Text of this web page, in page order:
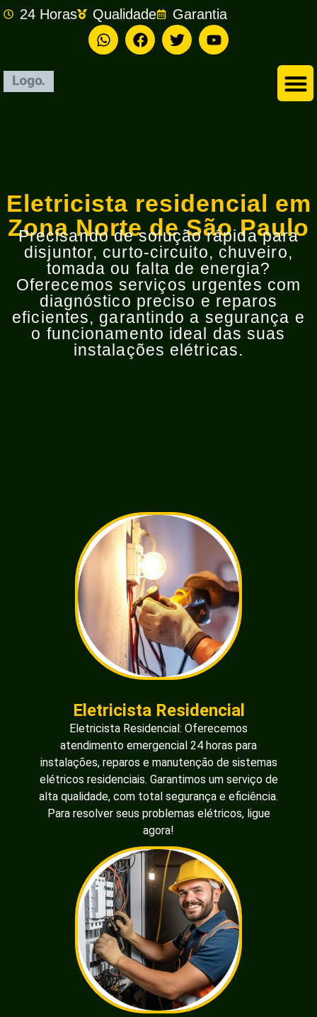
24 Horas Qualidade Garantia
Eletricista residencial em
Zona Norte de São Paulo
Precisando de solução rápida para
disjuntor, curto-circuito, chuveiro,
tomada ou falta de energia?
Oferecemos serviços urgentes com
diagnóstico preciso e reparos
eficientes, garantindo a segurança e
o funcionamento ideal das suas
instalações elétricas.
Eletricista Residencial
Eletricista Residencial: Oferecemos
atendimento emergencial 24 horas para
instalações, reparos e manutenção de sistemas
elétricos residenciais. Garantimos um serviço de
alta qualidade, com total segurança e eficiência.
Para resolver seus problemas elétricos, ligue
agora!